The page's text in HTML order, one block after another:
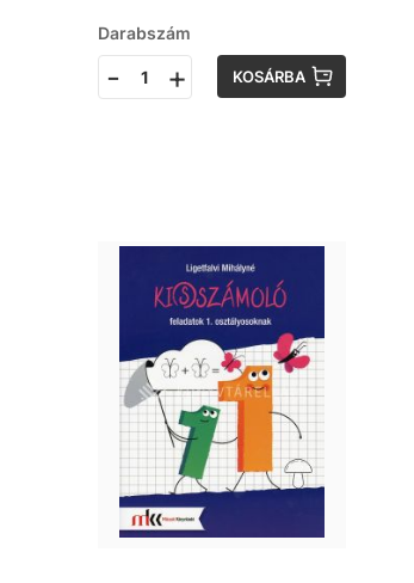
Darabszám
- + KOSÁRBA